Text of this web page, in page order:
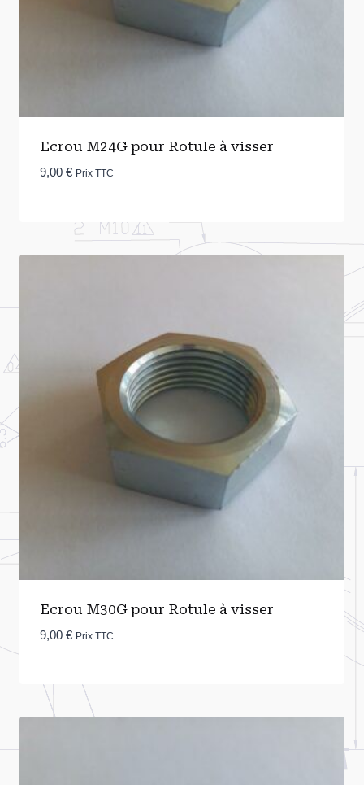
Ecrou M24G pour Rotule à visser
9,00 € Prix TTC
Ecrou M30G pour Rotule à visser
9,00 € Prix TTC